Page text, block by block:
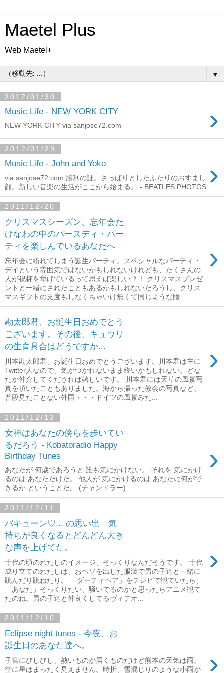
Maetel Plus
Web Maetel+
▼
2012/01/30
Music Life - NEW YORK CITY ›
NEW YORK CITY via sanjose72.com
2012/01/29
Music Life - John and Yoko ›
via sanjose72.com 勝利の証。さっぱりとしたふたりのおすまし
顔。新しい音楽の生活がここから始まる。 - BEATLES PHOTOS
2011/12/20
クリスマスシーズン、忘年会た
けなわの中のバースディ・パー
ティを楽しんでいるあなたへ
›
忘年会に紛れてしまう誕生パーティ。スペシャルなパーティ・
デイという雰囲気ではないかもしれないけれども、たくさんの
人が祝杯を挙げているって思えば楽しい？！ クリスマスプレゼ
ントと一緒にされたこともあるかもしれないだろうし、クリス
マスギフトの支度もしなくちゃいけ無くて同じような贈...
勘太郎君、お誕生日おめでとう
ございます。その後、キュウリ
の生育具合はどうですか...
›
川本勘太郎君、お誕生日おめでとうございます。川本君は主に
Twitter人なので、気がつかれないまま終いかもしれない。どな
たか仲介してくだされば嬉しいです。 川本君には天草の風景写
真を頂いたこともありました。海から撮った教会の写真など、
普段見たことない外国・・・ドイツの風景みた...
2011/12/13
女神はあなたの傍らを歩いてい
るだろう - Kobatoradio Happy
Birthday Tunes
›
あなたが 何歳であろうと 誰も気にかけない。 それを 気にかけ
るのは あなただけだ。 他人が 気にかけるのは あなたに何がで
きるか ということだ。 (チャンドラー)
2011/12/11
バキューン♡... の思い出 気
持ちが良くなるとどんどん大き
な声を上げてた。
›
十代の頃のわたしのイメージ、そっくりなんだそうです。 十代
成り立てのわたしは、おヘソを出した服装で男の子達と一緒に
跳んだり跳ねたり。 「ダーティペア」をテレビで観ていたら、
「あなた」そっくりたい、騒いでるのかと思ったらアニメ観て
たのね。男の子達と仲良くしてるヴィデオ...
2011/12/10
Eclipse night tunes - 今夜、お
誕生日のあなた達へ。
›
子宮にびしびし、熱いものが届くものだけど熊本の天気は雨。
空に星はまったく見えません。時折、雪混じりのような小雨が